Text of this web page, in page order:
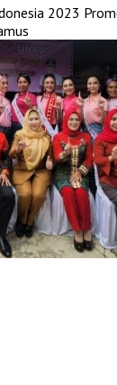
2023